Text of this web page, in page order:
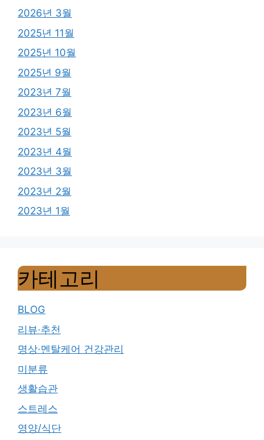
2026년 3월
2025년 11월
2025년 10월
2025년 9월
2023년 7월
2023년 6월
2023년 5월
2023년 4월
2023년 3월
2023년 2월
2023년 1월
카테고리
BLOG
리뷰·추천
명상·멘탈케어 건강관리
미분류
생활습관
스트레스
영양/식단